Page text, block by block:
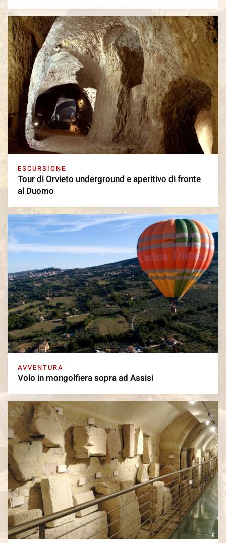
ESCURSIONE
Tour di Orvieto underground e aperitivo di fronte
al Duomo
AVVENTURA
Volo in mongolfiera sopra ad Assisi